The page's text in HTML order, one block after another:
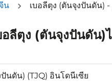
น เบอลีตุง (ตันจุงปันดัน)
ลีตุง (ตันจุงปันดัน)
รือปลายทาง) หรือเลือกวันที่ด้